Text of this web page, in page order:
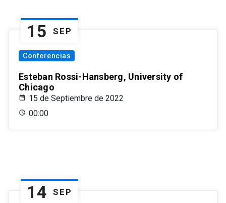
15 SEP
Conferencias
Esteban Rossi-Hansberg, University of
Chicago
15 de Septiembre de 2022
00:00
14 SEP